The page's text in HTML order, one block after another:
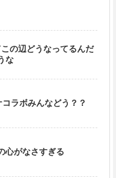
の辺どうなってるんだ
な
ラボみんなどう？？
心がなさすぎる